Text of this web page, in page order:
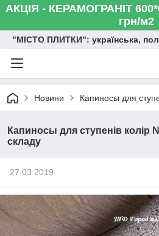
АКЦІЯ - КЕРАМОГРАНІТ
грн/м2
"МІСТО ПЛИТКИ": українська,
Новини Капиносы для
Капиносы для ступенів колір
складу
27.03.2019